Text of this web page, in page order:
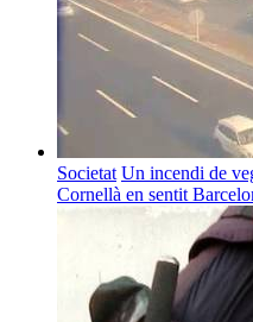
Societat Un incendi de
Cornellà en sentit